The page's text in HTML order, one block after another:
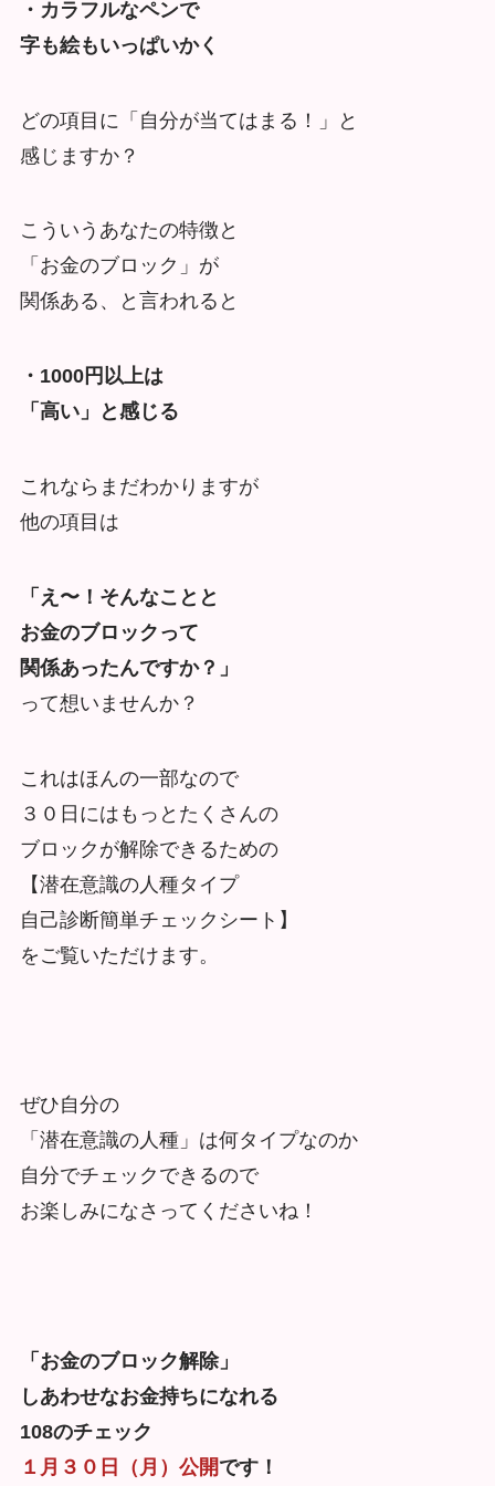
・カラフルなペンで
字も絵もいっぱいかく
どの項目に「自分が当てはまる！」と
感じますか？
こういうあなたの特徴と
「お金のブロック」が
関係ある、と言われると
・1000円以上は
「高い」と感じる
これならまだわかりますが
他の項目は
「え〜！そんなことと
お金のブロックって
関係あったんですか？」
って想いませんか？
これはほんの一部なので
３０日にはもっとたくさんの
ブロックが解除できるための
【潜在意識の人種タイプ
自己診断簡単チェックシート】
をご覧いただけます。
ぜひ自分の
「潜在意識の人種」は何タイプなのか
自分でチェックできるので
お楽しみになさってくださいね！
「お金のブロック解除」
しあわせなお金持ちになれる
108のチェック
１月３０日（月）公開です！